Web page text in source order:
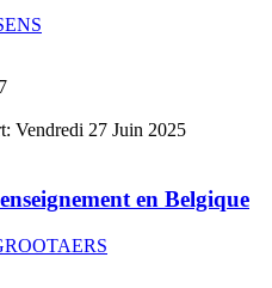
Vendredi 27 Juin 2025
en Belgique